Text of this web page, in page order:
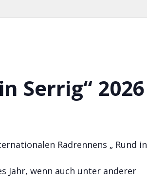
Serrig“ 2026
Radrennens „ Rund in
Jahr, wenn auch unter anderer